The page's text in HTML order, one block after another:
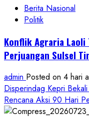
Berita Nasional
Politik
Konflik Agraria Laoli
Perjuangan Sulsel
admin Posted on 4 hari
Disperindag Kepri
Rencana Aksi 90 Hari